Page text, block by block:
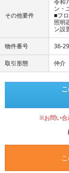
その他要件
令和
ン・
■フ
照明
ン設
物件番号 36-
取引形態 仲介
※お問い合